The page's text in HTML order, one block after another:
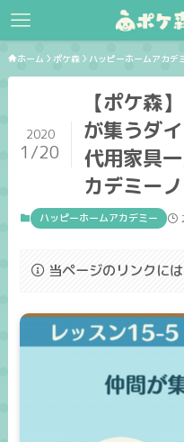
ホーム ポケ森 ハッピーホームアカデ
【ポケ森
が集うダ
代用家具
カデミー
2020
1/20
ハッピーホームアカデミー
当ページのリンクに